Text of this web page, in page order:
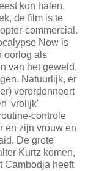
kon halen,
de film is te
commercial.
Now is
oorlog als
van het geweld,
Natuurlijk, er
verordonneert
'vrolijk'
controle
en zijn vrouw en
De grote
Kurtz komen,
Cambodja heeft